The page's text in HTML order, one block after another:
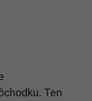
Ten